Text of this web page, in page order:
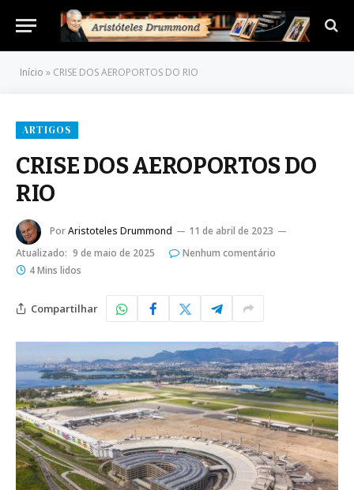
Início » CRISE DOS AEROPORTOS DO RIO
ARTIGOS
CRISE DOS AEROPORTOS DO
RIO
PorAristoteles Drummond
11 de abril de 2023
Atualizado: 9 de maio de 2025
Nenhum comentário
4 Mins lidos
Compartilhar